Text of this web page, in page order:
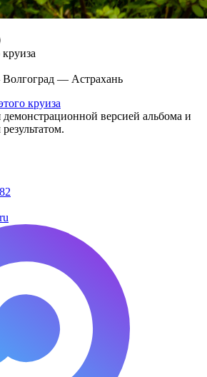
круиза
— Астрахань
круиза
демонстрационной версией альбома и